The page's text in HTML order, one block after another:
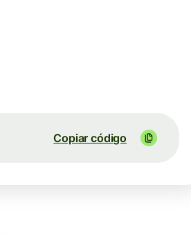
Copiar código